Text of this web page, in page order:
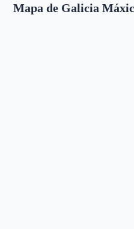
Mapa de Galicia